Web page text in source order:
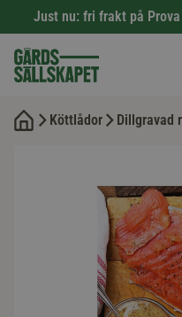
Just nu: fri frakt på Prova
Köttlådor Dillgravad